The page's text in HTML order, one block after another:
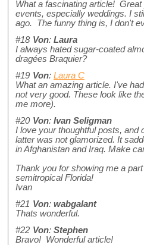
What a fascinating article!
events, especially weddings. I
ago. The funny thing is, I don't
#18 Von: Laura
I always hated sugar-coated
dragées Braquier?
#19 Von: Laura C
What an amazing article. I've
not very good. These look like
me more).
#20 Von: Ivan Seligman
I love your thoughtful posts, and
latter was not glamorized. It
in Afghanistan and Iraq. Make
Thank you for showing me a
semitropical Florida!
Ivan
#21 Von: wabgalant
Thats wonderful.
#22 Von: Stephen
Bravo! Wonderful article!